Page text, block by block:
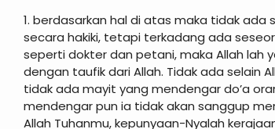
1. berdasarkan hal di atas maka tidak ada
secara hakiki, tetapi terkadang ada
seperti dokter dan petani, maka Allah lah
dengan taufik dari Allah. Tidak ada selain
tidak ada mayit yang mendengar do’a
mendengar pun ia tidak akan sanggup
Allah Tuhanmu, kepunyaan-Nyalah